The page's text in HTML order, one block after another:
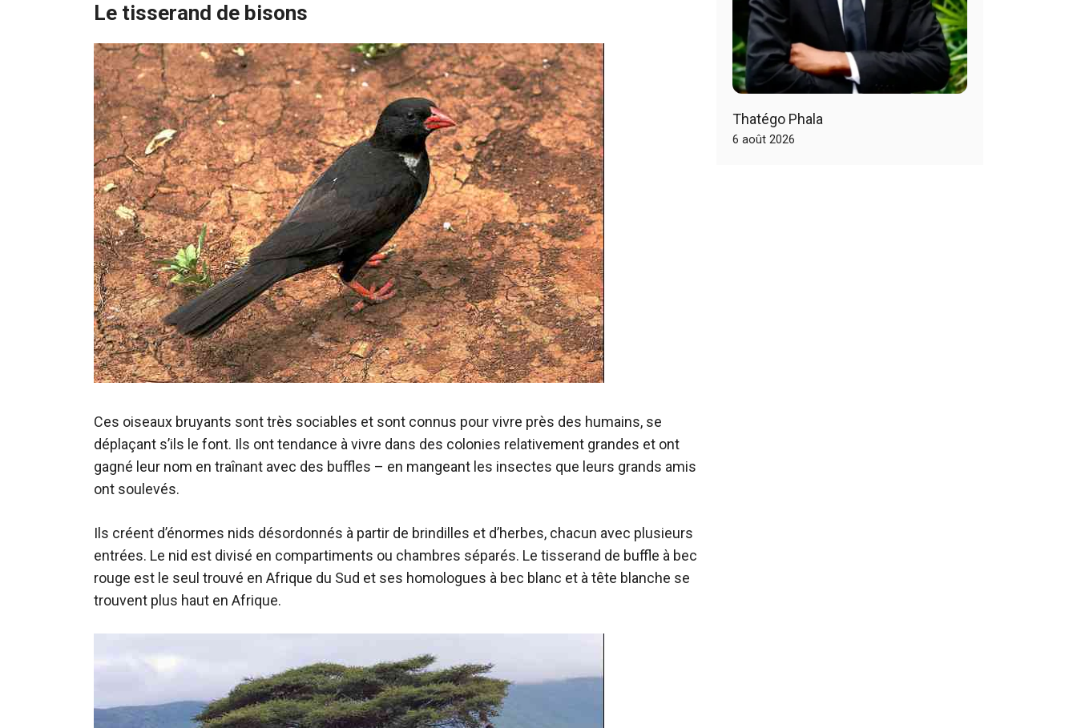
Le tisserand de bisons
Ces oiseaux bruyants sont très sociables et sont connus pour vivre près des humains, se
déplaçant s’ils le font. Ils ont tendance à vivre dans des colonies relativement grandes et ont
gagné leur nom en traînant avec des buffles – en mangeant les insectes que leurs grands amis
ont soulevés.
Ils créent d’énormes nids désordonnés à partir de brindilles et d’herbes, chacun avec plusieurs
entrées. Le nid est divisé en compartiments ou chambres séparés. Le tisserand de buffle à bec
rouge est le seul trouvé en Afrique du Sud et ses homologues à bec blanc et à tête blanche se
trouvent plus haut en Afrique.
Thatégo Phala
6 août 2026